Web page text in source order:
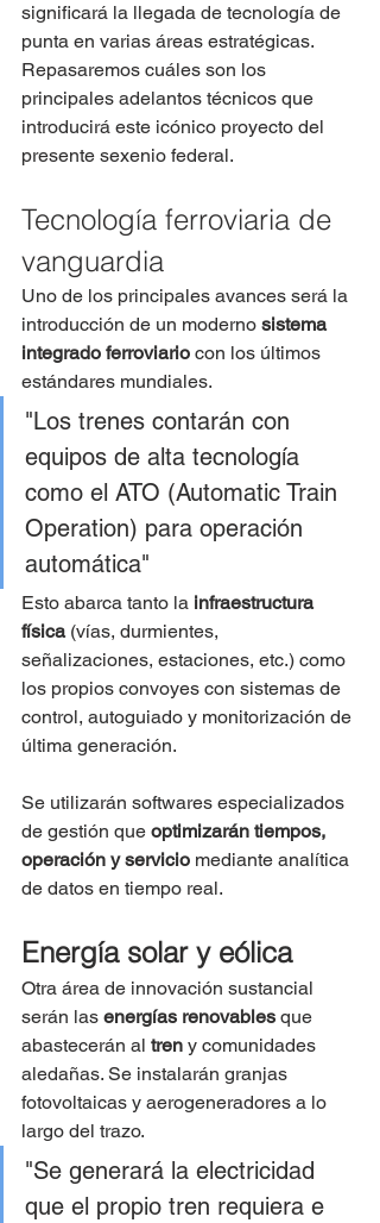
significará la llegada de tecnología de
punta en varias áreas estratégicas.
Repasaremos cuáles son los
principales adelantos técnicos que
introducirá este icónico proyecto del
presente sexenio federal.
Tecnología ferroviaria de
vanguardia
Uno de los principales avances será la
introducción de un moderno sistema
integrado ferroviario con los últimos
estándares mundiales.
"Los trenes contarán con
equipos de alta tecnología
como el ATO (Automatic Train
Operation) para operación
automática"
Esto abarca tanto la infraestructura
física (vías, durmientes,
señalizaciones, estaciones, etc.) como
los propios convoyes con sistemas de
control, autoguiado y monitorización de
última generación.
Se utilizarán softwares especializados
de gestión que optimizarán tiempos,
operación y servicio mediante analítica
de datos en tiempo real.
Energía solar y eólica
Otra área de innovación sustancial
serán las energías renovables que
abastecerán al tren y comunidades
aledañas. Se instalarán granjas
fotovoltaicas y aerogeneradores a lo
largo del trazo.
"Se generará la electricidad
que el propio tren requiera e